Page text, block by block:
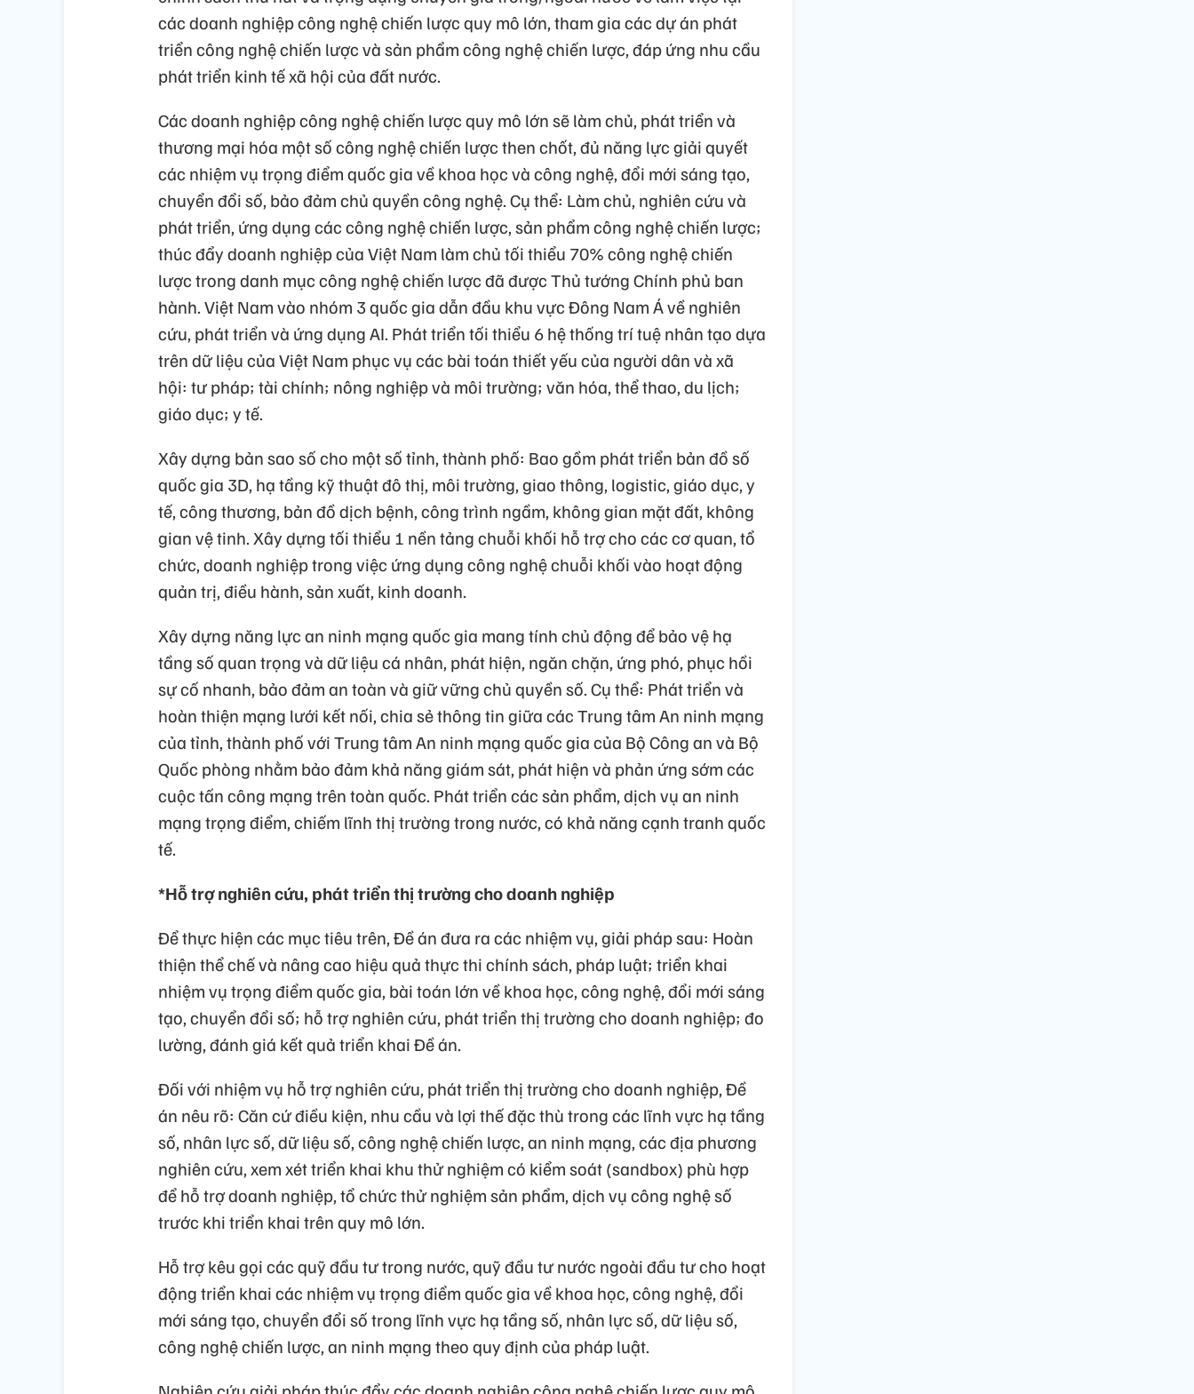
các doanh nghiệp công nghệ chiến lược quy mô lớn, tham gia các dự án phát
triển công nghệ chiến lược và sản phẩm công nghệ chiến lược, đáp ứng nhu cầu
phát triển kinh tế xã hội của đất nước.
Các doanh nghiệp công nghệ chiến lược quy mô lớn sẽ làm chủ, phát triển và
thương mại hóa một số công nghệ chiến lược then chốt, đủ năng lực giải quyết
các nhiệm vụ trọng điểm quốc gia về khoa học và công nghệ, đổi mới sáng tạo,
chuyển đổi số, bảo đảm chủ quyền công nghệ. Cụ thể: Làm chủ, nghiên cứu và
phát triển, ứng dụng các công nghệ chiến lược, sản phẩm công nghệ chiến lược;
thúc đẩy doanh nghiệp của Việt Nam làm chủ tối thiểu 70% công nghệ chiến
lược trong danh mục công nghệ chiến lược đã được Thủ tướng Chính phủ ban
hành. Việt Nam vào nhóm 3 quốc gia dẫn đầu khu vực Đông Nam Á về nghiên
cứu, phát triển và ứng dụng AI. Phát triển tối thiểu 6 hệ thống trí tuệ nhân tạo dựa
trên dữ liệu của Việt Nam phục vụ các bài toán thiết yếu của người dân và xã
hội: tư pháp; tài chính; nông nghiệp và môi trường; văn hóa, thể thao, du lịch;
giáo dục; y tế.
Xây dựng bản sao số cho một số tỉnh, thành phố: Bao gồm phát triển bản đồ số
quốc gia 3D, hạ tầng kỹ thuật đô thị, môi trường, giao thông, logistic, giáo dục, y
tế, công thương, bản đồ dịch bệnh, công trình ngầm, không gian mặt đất, không
gian vệ tinh. Xây dựng tối thiểu 1 nền tảng chuỗi khối hỗ trợ cho các cơ quan, tổ
chức, doanh nghiệp trong việc ứng dụng công nghệ chuỗi khối vào hoạt động
quản trị, điều hành, sản xuất, kinh doanh.
Xây dựng năng lực an ninh mạng quốc gia mang tính chủ động để bảo vệ hạ
tầng số quan trọng và dữ liệu cá nhân, phát hiện, ngăn chặn, ứng phó, phục hồi
sự cố nhanh, bảo đảm an toàn và giữ vững chủ quyền số. Cụ thể: Phát triển và
hoàn thiện mạng lưới kết nối, chia sẻ thông tin giữa các Trung tâm An ninh mạng
của tỉnh, thành phố với Trung tâm An ninh mạng quốc gia của Bộ Công an và Bộ
Quốc phòng nhằm bảo đảm khả năng giám sát, phát hiện và phản ứng sớm các
cuộc tấn công mạng trên toàn quốc. Phát triển các sản phẩm, dịch vụ an ninh
mạng trọng điểm, chiếm lĩnh thị trường trong nước, có khả năng cạnh tranh quốc
tế.
*Hỗ trợ nghiên cứu, phát triển thị trường cho doanh nghiệp
Để thực hiện các mục tiêu trên, Đề án đưa ra các nhiệm vụ, giải pháp sau: Hoàn
thiện thể chế và nâng cao hiệu quả thực thi chính sách, pháp luật; triển khai
nhiệm vụ trọng điểm quốc gia, bài toán lớn về khoa học, công nghệ, đổi mới sáng
tạo, chuyển đổi số; hỗ trợ nghiên cứu, phát triển thị trường cho doanh nghiệp; đo
lường, đánh giá kết quả triển khai Đề án.
Đối với nhiệm vụ hỗ trợ nghiên cứu, phát triển thị trường cho doanh nghiệp, Đề
án nêu rõ: Căn cứ điều kiện, nhu cầu và lợi thế đặc thù trong các lĩnh vực hạ tầng
số, nhân lực số, dữ liệu số, công nghệ chiến lược, an ninh mạng, các địa phương
nghiên cứu, xem xét triển khai khu thử nghiệm có kiểm soát (sandbox) phù hợp
để hỗ trợ doanh nghiệp, tổ chức thử nghiệm sản phẩm, dịch vụ công nghệ số
trước khi triển khai trên quy mô lớn.
Hỗ trợ kêu gọi các quỹ đầu tư trong nước, quỹ đầu tư nước ngoài đầu tư cho hoạt
động triển khai các nhiệm vụ trọng điểm quốc gia về khoa học, công nghệ, đổi
mới sáng tạo, chuyển đổi số trong lĩnh vực hạ tầng số, nhân lực số, dữ liệu số,
công nghệ chiến lược, an ninh mạng theo quy định của pháp luật.